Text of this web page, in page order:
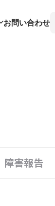
お問い合わせ
障害報告